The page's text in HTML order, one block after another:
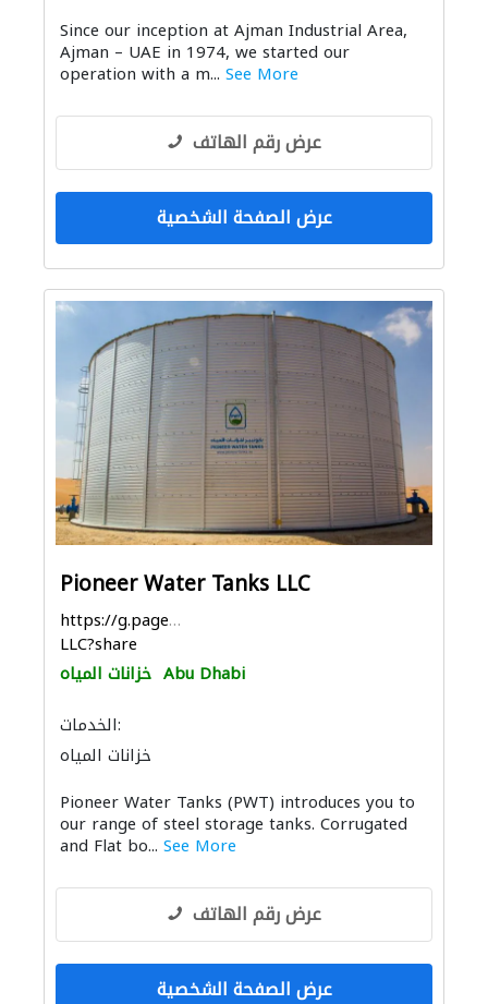
الديكور الداخلي
Since our inception at Ajman Industrial Area,
Ajman – UAE in 1974, we started our
operation with a m... See More
عرض رقم الهاتف
عرض الصفحة الشخصية
Pioneer Water Tanks LLC
https://g.page/PWT-
LLC?share
خزانات المياه Abu Dhabi
الخدمات:
خزانات المياه
Pioneer Water Tanks (PWT) introduces you to
our range of steel storage tanks. Corrugated
and Flat bo... See More
عرض رقم الهاتف
عرض الصفحة الشخصية